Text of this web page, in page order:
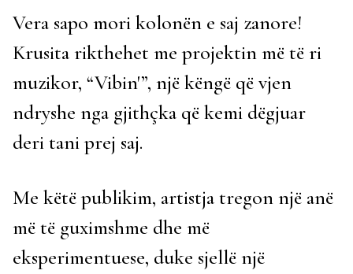
Vera sapo mori kolonën e saj zanore!
Krusita rikthehet me projektin më të ri
muzikor, “Vibin'”, një këngë që vjen
ndryshe nga gjithçka që kemi dëgjuar
deri tani prej saj.
Me këtë publikim, artistja tregon një anë
më të guximshme dhe më
eksperimentuese, duke sjellë një